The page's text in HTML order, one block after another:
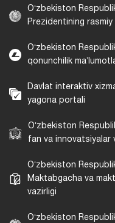
Oʻzbekiston
Prezidentining rasmiy
Oʻzbekiston
qonunchilik
Davlat interaktiv
yagona portali
Oʻzbekiston
fan va innovatsiyalar
Oʻzbekiston
Maktabgacha va
vazirligi
Oʻzbekiston